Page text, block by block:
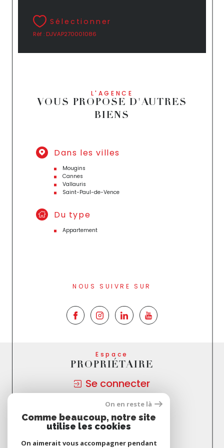
Sélectionner
Réf : DJVAP270001086
L'AGENCE
VOUS PROPOSE D'AUTRES
BIENS
Dans les villes
Mougins
Cannes
Vallauris
Saint-Paul-de-Vence
Du type
Appartement
NOUS SUIVRE SUR
Espace
PROPRIÉTAIRE
Se connecter
Nous
ADHÉRONS
On en reste là
Comme beaucoup, notre site
utilise les cookies
On aimerait vous accompagner pendant